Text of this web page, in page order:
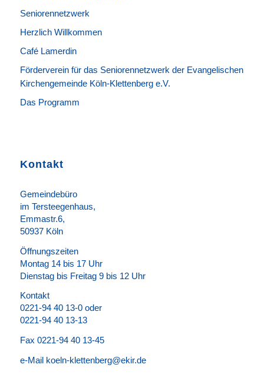
Seniorennetzwerk
Herzlich Willkommen
Café Lamerdin
Förderverein für das Seniorennetzwerk der Evangelischen
Kirchengemeinde Köln-Klettenberg e.V.
Das Programm
Kontakt
Gemeindebüro
im Tersteegenhaus,
Emmastr.6,
50937 Köln
Öffnungszeiten
Montag 14 bis 17 Uhr
Dienstag bis Freitag 9 bis 12 Uhr
Kontakt
0221-94 40 13-0 oder
0221-94 40 13-13
Fax 0221-94 40 13-45
e-Mail koeln-klettenberg@ekir.de